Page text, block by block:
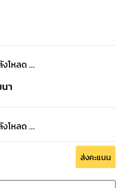
โหลด ...
า
โหลด ...
ส่งคะแนน